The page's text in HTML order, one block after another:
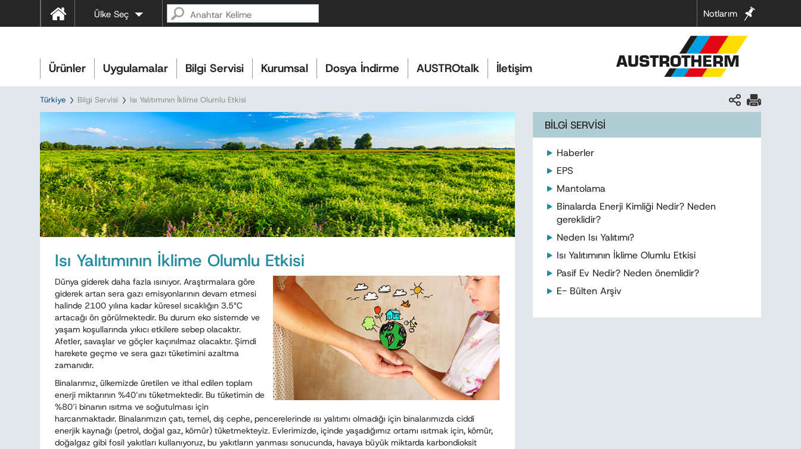
Notlarım
Ülke Seç
Ürünler Uygulamalar Bilgi Servisi Kurumsal Dosya İndirme AUSTROtalk İletişim
Türkiye Bilgi Servisi Isı Yalıtımının İklime Olumlu Etkisi
Isı Yalıtımının İklime Olumlu Etkisi
Dünya giderek daha fazla ısınıyor. Araştırmalara göre
giderek artan sera gazı emisyonlarının devam etmesi
halinde 2100 yılına kadar küresel sıcaklığın 3.5°C
artacağı ön görülmektedir. Bu durum eko sistemde ve
yaşam koşullarında yıkıcı etkilere sebep olacaktır.
Afetler, savaşlar ve göçler kaçınılmaz olacaktır. Şimdi
harekete geçme ve sera gazı tüketimini azaltma
zamanıdır.
Binalarımız, ülkemizde üretilen ve ithal edilen toplam
enerji miktarının %40’ını tüketmektedir. Bu tüketimin de
%80’i binanın ısıtma ve soğutulması için
harcanmaktadır. Binalarımızın çatı, temel, dış cephe, pencerelerinde ısı yalıtımı olmadığı için binalarımızda ciddi
enerjik kaynağı (petrol, doğal gaz, kömür) tüketmekteyiz. Evlerimizde, içinde yaşadığımız ortamı ısıtmak için, kömür,
doğalgaz gibi fosil yakıtları kullanıyoruz, bu yakıtların yanması sonucunda, havaya büyük miktarda karbondioksit
BİLGİ SERVİSİ
Haberler
EPS
Mantolama
Binalarda Enerji Kimliği Nedir? Neden
gereklidir?
Neden Isı Yalıtımı?
Isı Yalıtımının İklime Olumlu Etkisi
Pasif Ev Nedir? Neden önemlidir?
E- Bülten Arşiv